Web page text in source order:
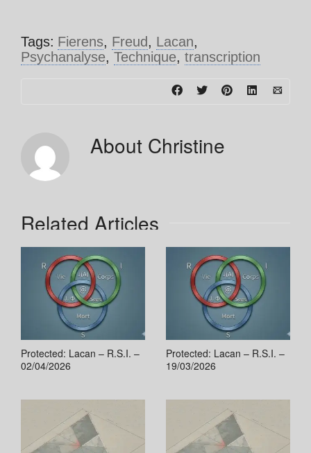
Tags: Fierens, Freud, Lacan,
Psychanalyse, Technique, transcription
About Christine
Related Articles
Protected: Lacan – R.S.I. –
02/04/2026
Protected: Lacan – R.S.I. –
19/03/2026